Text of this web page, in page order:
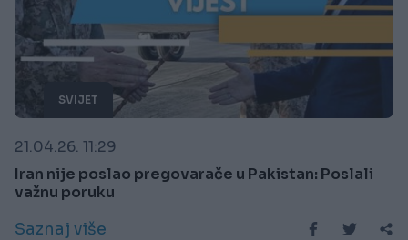
SVIJET
21.04.26. 11:29
Iran nije poslao pregovarače u Pakistan: Poslali
važnu poruku
Saznaj više